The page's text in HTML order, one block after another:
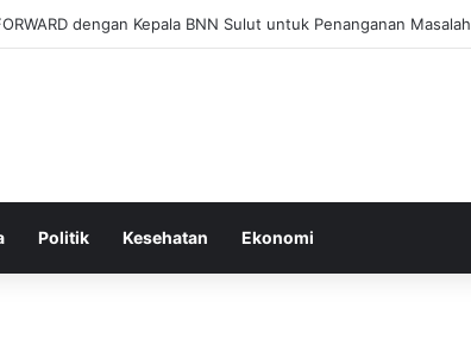
Hubungan Sehat Antara Tubuh dan Makanan Sehari-hari
Politik Kesehatan Ekonomi